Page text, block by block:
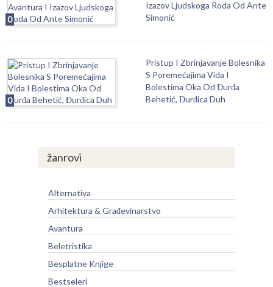
0
Izazov Ljudskoga Roda Od Ante
Simonić
0
Pristup I Zbrinjavanje Bolesnika
S Poremećajima Vida I
Bolestima Oka Od Đurđa
Behetić, Đurđica Duh
žanrovi
Alternativa
Arhitektura & Građevinarstvo
Avantura
Beletristika
Besplatne Knjige
Bestseleri